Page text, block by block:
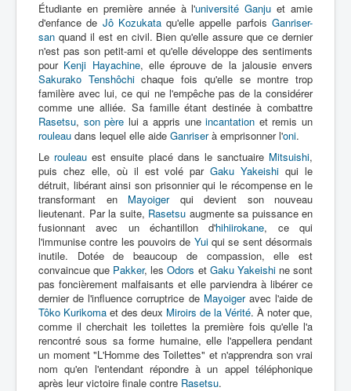
Étudiante en première année à l'université Ganju et amie
d'enfance de Jô Kozukataqu'elle appelle parfoisGanriser-
san quand il est en civil. Bien qu'elle assure que ce dernier
n'est pas son petit-ami et qu'elle développe des sentiments
pour Kenji Hayachine, elle éprouve de la jalousie envers
Sakurako Tenshôchichaque fois qu'elle se montre trop
familère avec lui, ce qui ne l'empêche pas de la considérer
comme une alliée. Sa famille étant destinée à combattre
Rasetsu, son père lui a appris uneincantation et remis un
rouleau dans lequel elle aide Ganriserà emprisonner l'oni.
Le rouleau est ensuite placé dans le sanctuaire Mitsuishi,
puis chez elle, où il est volé parGaku Yakeishi qui le
détruit, libérant ainsi son prisonnier qui le récompense en le
transformant en Mayoigerqui devient son nouveau
lieutenant. Par la suite, Rasetsu augmente sa puissance en
fusionnant avec un échantillon d'hihiirokane, ce qui
l'immunise contre les pouvoirs de Yuiqui se sent désormais
inutile. Dotée de beaucoup de compassion, elle est
convaincue que Pakker, lesOdors et Gaku Yakeishine sont
pas foncièrement malfaisants et elle parviendra à libérer ce
dernier de l'influence corruptrice de Mayoigeravec l'aide de
Tôko Kurikoma et des deux Miroirs de la Vérité. À noter que,
comme il cherchait les toilettes la première fois qu'elle l'a
rencontré sous sa forme humaine, elle l'appellera pendant
un moment "L'Homme des Toilettes" et n'apprendra son vrai
nom qu'en l'entendant répondre à un appel téléphonique
après leur victoire finale contre Rasetsu.